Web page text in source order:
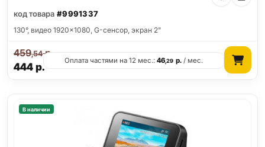
код товара #9991337
130°, видео 1920x1080, G-сенсор, экран 2"
444р.
459,54р.
Оплата частями на 12 мес.:46,29 р./ мес.
В наличии